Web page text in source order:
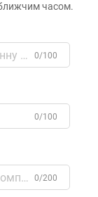
часом.
0/100
0/100
0/200